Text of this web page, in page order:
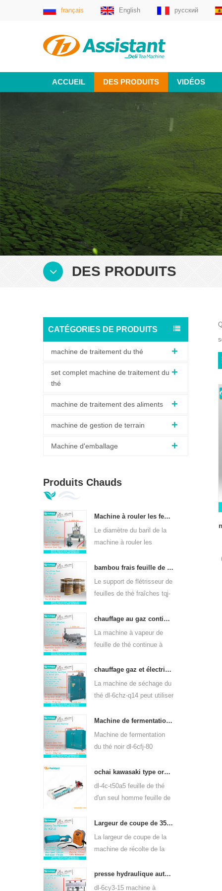
français English русский
ACCUEIL DES PRODUITS VIDÉOS
DES PRODUITS
CATÉGORIES DE PRODUITS
machine de traitement du thé
set complet machine de traitement du
thé
machine de traitement des aliments
machine de gestion de terrain
Machine d'emballage
Produits Chauds
Machine à rouler les feuilles de thé vert orthodoxe 6crt-55
Le diamètre du baril de la
machine à rouler les
55 est de 550 mm, hauteur
de 400 mm, productivité
est 75kg / h
bambou frais feuille de thé wither rack tqj-20
Le support de flétrisseur de
feuilles de thé fraîches tqj-
et en acier inoxydable, peut
être utilisé dans toutes
sortes de thé.
chauffage au gaz continu machine à vapeur à feuilles de thé pour sortes de thé 6cstl-q80
La machine à vapeur de
feuille de thé continue à
q80 peut être utilisée pour
de nombreux types de thé,
tels que le thé vert, le thé
chauffage gaz et électrique machine de séchage de feuilles de thé vert 6chz-q14
La machine de séchage du
thé dl-6chz-q14 peut utiliser
naturel et de l'électricité,
peut sécher tous les types
de thé, tels que le thé vert,
Machine de fermentation de thé noir intelligente 6cfj-80
Machine de fermentation
du thé noir dl-6cfj-80
le traitement du thé noir,
laissez le thé noir
fermenter mieux.
ochai kawasaki type ordinateur de poche un-man feuille de thé plumaison récolte 4c-t50a5
dl-4c-t50a5 feuille de thé
d'un seul homme feuille de
de la machine est 450mm,
500mm, 600mm, utilisez le
moteur à essence
Largeur de coupe de 350mm électrique à piles de feuilles de thé machine à cueillir le thé 4cd-35
La largeur de coupe de la
machine de récolte de la
thé à piles électrique dl-
4cd-35 est de 350 mm, en
presse hydraulique automatique thé gâteau de thé brique appuyant sur machine 6cy3-15
dl-6cy3-15 machine à